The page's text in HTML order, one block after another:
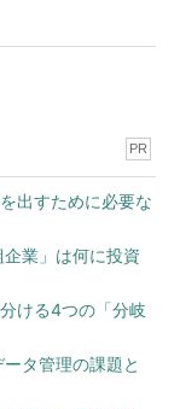
PR
出すために必要な
業」は何に投資
ける4つの「分岐
タ管理の課題と